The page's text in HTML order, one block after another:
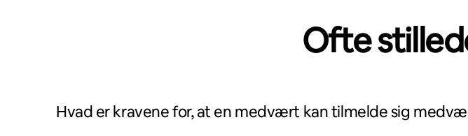
Ofte
Hvad er kravene for, at en medvært kan tilmelde sig